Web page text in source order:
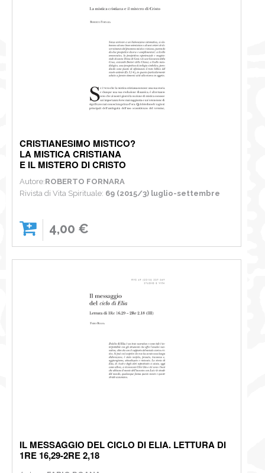
CRISTIANESIMO MISTICO?
LA MISTICA CRISTIANA
E IL MISTERO DI CRISTO
Autore:ROBERTO FORNARA
Rivista di Vita Spirituale: 69 (2015/3) luglio-settembre
4,00 €
IL MESSAGGIO DEL CICLO DI ELIA. LETTURA DI
1RE 16,29-2RE 2,18